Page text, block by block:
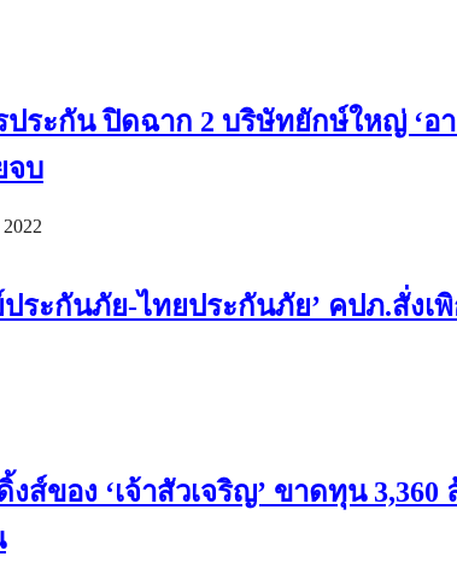
ประกัน ปิดฉาก 2 บริษัทยักษ์ใหญ่ ‘อ
จบ
ประกันภัย-ไทยประกันภัย’ คปภ.สั่ง
ส์ของ ‘เจ้าสัวเจริญ’ ขาดทุน